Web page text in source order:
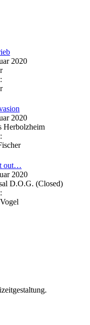
2020
2020
Herbolzheim
out…
2020
D.O.G. (Closed)